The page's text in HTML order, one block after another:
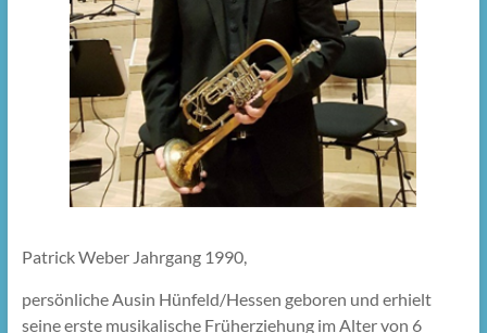
Patrick Weber Jahrgang 1990,
persönliche Ausin Hünfeld/Hessen geboren und erhielt
seine erste musikalische Früherziehung im Alter von 6